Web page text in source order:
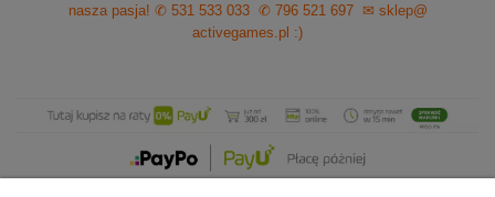
nasza pasja! ✆ 531 533 033 ✆ 796 521 697
✉ sklep@
activegames.pl :)